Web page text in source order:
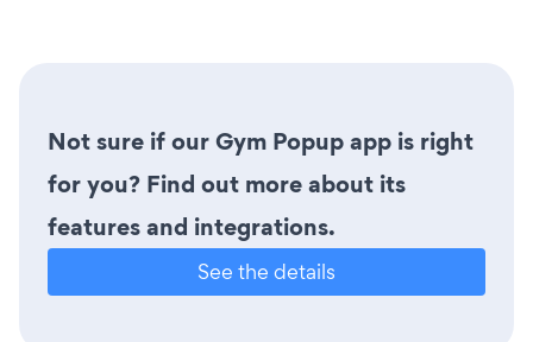
Not sure if our Gym Popup app is right
for you? Find out more about its
features and integrations.
See the details